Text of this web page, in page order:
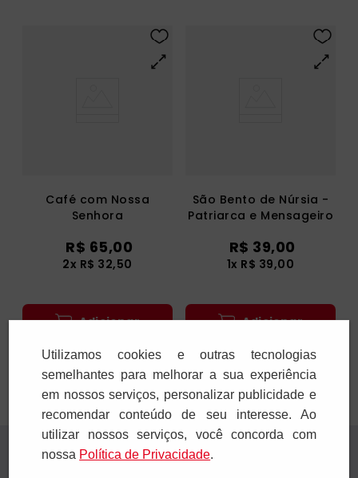
Café com Nossa
Senhora
R$ 65,00
2x R$ 32,50
Adicionar
São Bento de Núrsia -
Patriarca e Mensageiro
R$ 39,00
1x R$ 39,00
Adicionar
Receba novidades
Utilizamos cookies e outras tecnologias
semelhantes para melhorar a sua experiência
em nossos serviços, personalizar publicidade e
recomendar conteúdo de seu interesse. Ao
utilizar nossos serviços, você concorda com
nossa Polí­tica de Privacidade.